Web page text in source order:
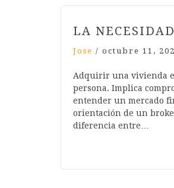
LA
Jose / octubre 11,
Adquirir una vivienda
persona. Implica
entender un mercado
orientación de un
diferencia entre…